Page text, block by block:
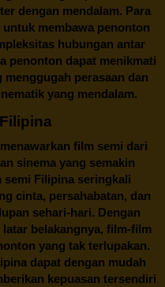
dengan mendalam. Para
membawa penonton
hubungan antar
penonton dapat menikmati
menggugah perasaan dan
yang mendalam.
film semi dari
sinema yang semakin
semi Filipina seringkali
cinta, persahabatan, dan
sehari-hari. Dengan
belakangnya, film-film
yang tak terlupakan.
dapat dengan mudah
kepuasan tersendiri